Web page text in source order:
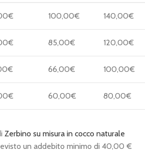
100,00€ 140,00€
85,00€ 120,00€
66,00€ 100,00€
60,00€ 80,00€
Zerbino su misura in cocco naturale
un addebito minimo di 40,00 €